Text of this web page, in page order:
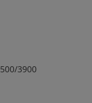
3900